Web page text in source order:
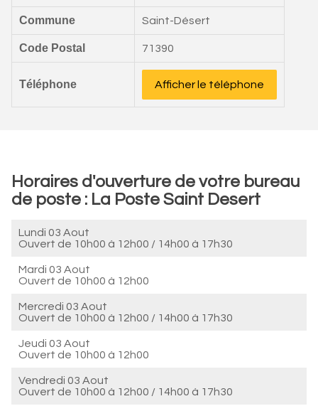
Commune Saint-Désert
Code Postal 71390
Téléphone Afficher le téléphone
Horaires d'ouverture de votre bureau
de poste : La Poste Saint Desert
Lundi 03 Aout
Ouvert de 10h00 à 12h00 / 14h00 à 17h30
Mardi 03 Aout
Ouvert de 10h00 à 12h00
Mercredi 03 Aout
Ouvert de 10h00 à 12h00 / 14h00 à 17h30
Jeudi 03 Aout
Ouvert de 10h00 à 12h00
Vendredi 03 Aout
Ouvert de 10h00 à 12h00 / 14h00 à 17h30